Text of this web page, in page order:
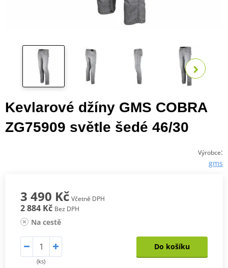
Kevlarové džíny GMS COBRA
ZG75909 světle šedé 46/30
Výrobce:
gms
3 490 Kč Včetně DPH
2 884 Kč Bez DPH
Na cestě
(ks)
Do košíku